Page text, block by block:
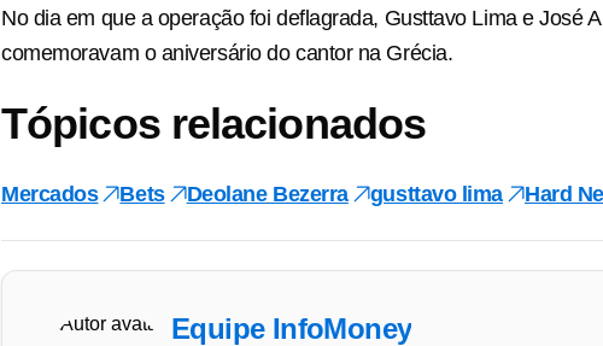
No dia em que a operação foi deflagrada, Gusttavo Lima e José
comemoravam o aniversário do cantor na Grécia.
Tópicos relacionados
Mercados Bets Deolane Bezerra gusttavo lima Hard
Equipe InfoMoney